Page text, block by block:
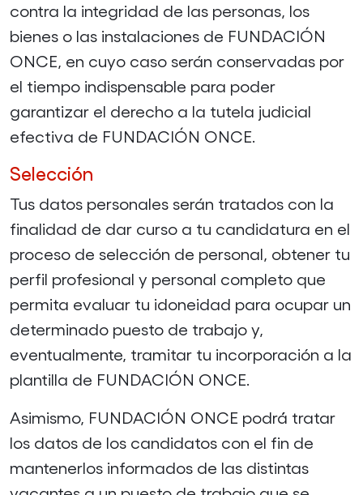
contra la integridad de las personas, los
bienes o las instalaciones de FUNDACIÓN
ONCE, en cuyo caso serán conservadas por
el tiempo indispensable para poder
garantizar el derecho a la tutela judicial
efectiva de FUNDACIÓN ONCE.
Selección
Tus datos personales serán tratados con la
finalidad de dar curso a tu candidatura en el
proceso de selección de personal, obtener tu
perfil profesional y personal completo que
permita evaluar tu idoneidad para ocupar un
determinado puesto de trabajo y,
eventualmente, tramitar tu incorporación a la
plantilla de FUNDACIÓN ONCE.
Asimismo, FUNDACIÓN ONCE podrá́ tratar
los datos de los candidatos con el fin de
mantenerlos informados de las distintas